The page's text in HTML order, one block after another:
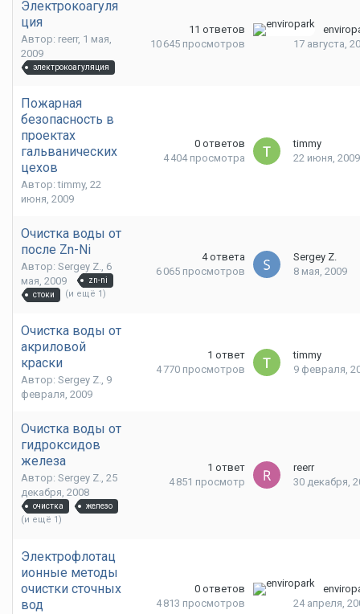
Электрокоагуля
ция
Автор: reerr, 1 мая,
2009
электрокоагуляция
11 ответов
10 645 просмотров
17 августа,
Пожарная
безопасность в
проектах
гальванических
цехов
Автор: timmy, 22
июня, 2009
0 ответов
4 404 просмотра
timmy
22 июня, 2009
Очистка воды от
после Zn-Ni
Автор: Sergey Z., 6
мая, 2009
zn-ni
стоки
(и ещё 1)
4 ответа
6 065 просмотров
Sergey Z.
8 мая, 2009
Очистка воды от
акриловой
краски
Автор: Sergey Z., 9
февраля, 2009
1 ответ
4 770 просмотров
timmy
9 февраля,
Очистка воды от
гидроксидов
железа
Автор: Sergey Z., 25
декабря, 2008
очистка железо
(и ещё 1)
1 ответ
4 851 просмотр
reerr
30 декабря,
Электрофлотац
ионные методы
очистки сточных
вод
0 ответов
4 813 просмотров
24 апреля,